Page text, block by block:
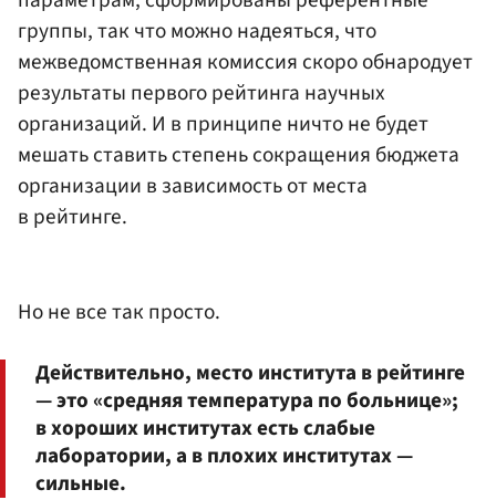
группы, так что можно надеяться, что
межведомственная комиссия скоро обнародует
результаты первого рейтинга научных
организаций. И в принципе ничто не будет
мешать ставить степень сокращения бюджета
организации в зависимость от места
в рейтинге.
Но не все так просто.
Действительно, место института в рейтинге
— это «средняя температура по больнице»;
в хороших институтах есть слабые
лаборатории, а в плохих институтах —
сильные.